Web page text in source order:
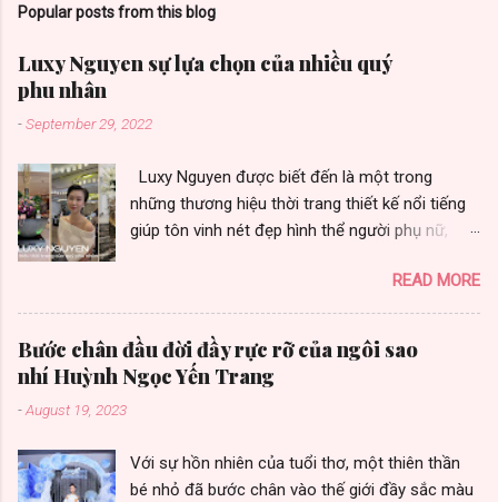
Popular posts from this blog
Luxy Nguyen sự lựa chọn của nhiều quý
phu nhân
-September 29, 2022
Luxy Nguyen được biết đến là một trong
những thương hiệu thời trang thiết kế nổi tiếng
giúp tôn vinh nét đẹp hình thể người phụ nữ,
đẹp sang trọng. Thương hiệu thời trang Luxy
Nguyen gây ấn tượng bởi chất lượng và sự đa
dạng trong từng thiết kế. Là sự lựa chọn của
nhiều khách hàng, nữ doanh nhân thành đạt,
những fashionista cùng nhiều người đẹp có sức
hiện nay thương hiệu còn đang sử dụng phương
pháp kinh doanh online và nhượng quyền
READ MORE
Bước chân đầu đời đầy rực rỡ của ngôi sao
nhí Huỳnh Ngọc Yến Trang
-August 19, 2023
Với sự hồn nhiên của tuổi thơ, một thiên thần
bé nhỏ đã bước chân vào thế giới đầy sắc màu